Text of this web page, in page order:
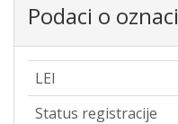
Podaci o oznaci
LEI
Status registracije